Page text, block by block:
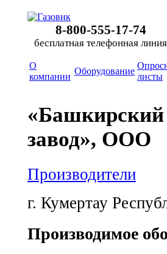
8-800-555-17-74
бесплатная телефонная линия
О
компании
Оборудование
листы
завод», ООО
Производители
г. Кумертау
Производимое